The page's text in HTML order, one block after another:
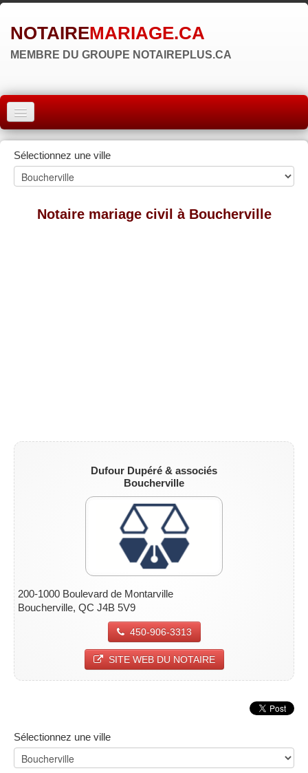
NOTAIREMARIAGE.CA
MEMBRE DU GROUPE NOTAIREPLUS.CA
ACCUEIL
MONTRÉAL
QUÉBEC
LAVAL
Sélectionnez une ville
Notaire mariage civil à Boucherville
Dufour Dupéré & associés
Boucherville
200-1000 Boulevard de Montarville
Boucherville, QC J4B 5V9
450-906-3313
SITE WEB DU NOTAIRE
Sélectionnez une ville